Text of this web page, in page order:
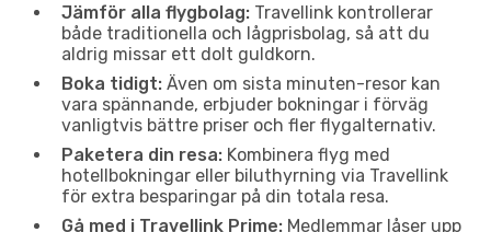
Jämför alla flygbolag: Travellink kontrollerar
både traditionella och lågprisbolag, så att du
aldrig missar ett dolt guldkorn.
Boka tidigt: Även om sista minuten-resor kan
vara spännande, erbjuder bokningar i förväg
vanligtvis bättre priser och fler flygalternativ.
Paketera din resa: Kombinera flyg med
hotellbokningar eller biluthyrning via Travellink
för extra besparingar på din totala resa.
Gå med i Travellink Prime: Medlemmar låser upp